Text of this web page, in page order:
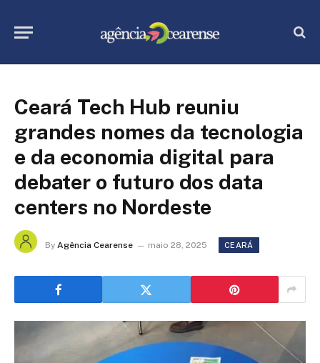
Ceará Tech Hub reuniu
grandes nomes da tecnologia
e da economia digital para
debater o futuro dos data
centers no Nordeste
By Agência Cearense maio 28, 2025 CEARÁ